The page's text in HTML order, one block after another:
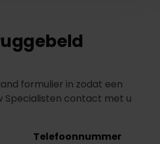
formulier in zodat een
Specialisten contact met u
Telefoonnummer